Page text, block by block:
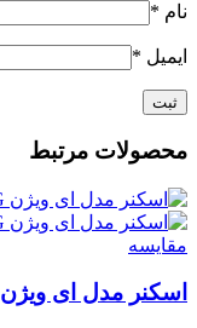
نام *
ایمیل *
محصولات مرتبط
مقايسه
اسکنر مدل ای ویژن Avision AD360G